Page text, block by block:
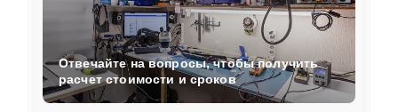
Отвечайте на вопросы, чтобы получить
расчет стоимости и сроков